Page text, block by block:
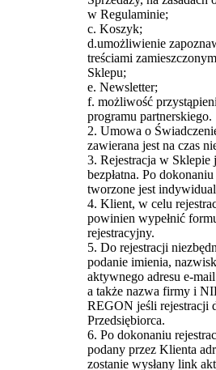
w Regulaminie;
c. Koszyk;
d.umożliwienie
treściami
Sklepu;
e. Newsletter;
f. możliwość
programu partnerskiego.
2. Umowa o
zawierana jest na czas
3. Rejestracja w Sklepie
bezpłatna. Po
tworzone jest
4. Klient, w celu
powinien wypełnić
rejestracyjny.
5. Do rejestracji
podanie imienia,
aktywnego adresu e-mail
a także nazwa firmy i
REGON jeśli rejestracji
Przedsiębiorca.
6. Po dokonaniu
podany przez Klienta
zostanie wysłany link